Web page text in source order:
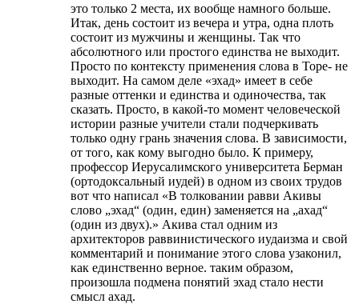
это только 2 места, их вообще намного больше.
Итак, день состоит из вечера и утра, одна плоть
состоит из мужчины и женщины. Так что
абсолютного или простого единства не выходит.
Просто по контексту применения слова в Торе- не
выходит. На самом деле «эхад» имеет в себе
разные оттенки и единства и одиночества, так
сказать. Просто, в какой-то момент человеческой
истории разные учители стали подчеркивать
только одну грань значения слова. В зависимости,
от того, как кому выгодно было. К примеру,
профессор Иерусалимского университета Берман
(ортодоксальный иудей) в одном из своих трудов
вот что написал «В толковании равви Акивы
слово „эхад“ (один, един) заменяется на „ахад“
(один из двух).» Акива стал одним из
архитекторов раввинистического иудаизма и свой
комментарий и понимание этого слова узаконил,
как единственно верное. таким образом,
произошла подмена понятий эхад стало нести
смысл ахад.